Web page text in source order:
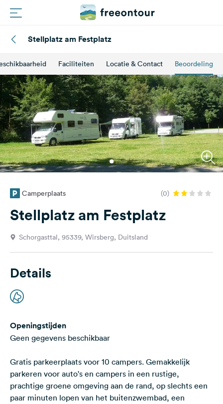
Routes
Campings
Magazine
Partners
Registreren
Inloggen
Vragen &
Feedback
Taal:
Volg
ons
social
media
Instagram
Stellplatz am Festplatz
Faciliteiten Locatie & Contact Beoordeling
Camperplaats (0)
Stellplatz am Festplatz
Schorgasttal, 95339, Wirsberg, Duitsland
Details
Openingstijden
Geen gegevens beschikbaar
Gratis parkeerplaats voor 10 campers. Gemakkelijk
parkeren voor auto's en campers in een rustige,
prachtige groene omgeving aan de rand, op slechts een
paar minuten lopen van het buitenzwembad, een